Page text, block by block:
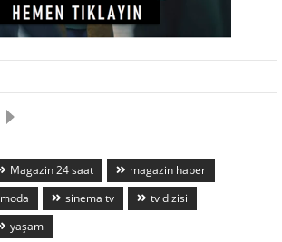
Magazin 24 saat
magazin haber
moda sinema tv
tv dizisi
yaşam